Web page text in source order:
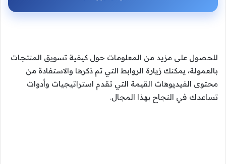
للحصول على مزيد من المعلومات حول كيفية تسويق المنتجات
بالعمولة، يمكنك زيارة الروابط التي تم ذكرها والاستفادة من
محتوى الفيديوهات القيمة التي تقدم استراتيجيات وأدوات
تساعدك في النجاح بهذا المجال.